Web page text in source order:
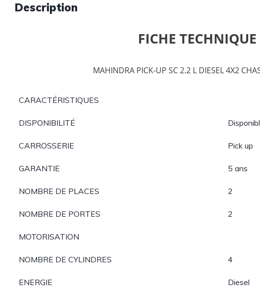
Description
FICHE TECHNIQUE
MAHINDRA PICK-UP SC 2.2 L DIESEL 4X2
CARACTÉRISTIQUES
DISPONIBILITÉ
CARROSSERIE Pick up
GARANTIE 5 ans
NOMBRE DE PLACES 2
NOMBRE DE PORTES 2
MOTORISATION
NOMBRE DE CYLINDRES 4
ENERGIE Diesel